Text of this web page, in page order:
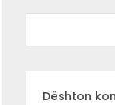
Dështon